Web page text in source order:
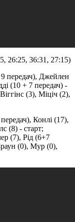
26:25, 36:31, 27:15)
передач), Джейлен
(10 + 7 передач) -
(3), Міціч (2),
Конлі (17),
(8) - старт;
(7), Рід (6+7
(0), Мур (0),